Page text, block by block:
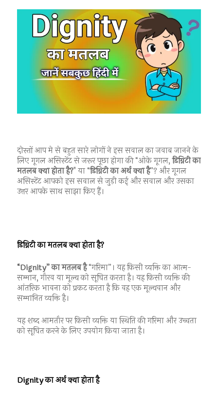
दोस्तों आप मे से बहुत सारे लोगों ने इस सवाल का जवाब जानने के
लिए गूगल असिस्टेंट से जरूर पूछा होगा की “ओके गूगल,डिग्निटी का
मतलब क्या होता है?" या “डिग्निटी का अर्थ क्या है”? और गूगल
असिस्टेंट आपको इस सवाल से जुड़ी कई और सवाल और उसका
उत्तर आपके साथ साझा किए हैं।
डिग्निटी का मतलब क्या होता है?
“Dignity” का मतलब है“गरिमा”। यह किसी व्यक्ति का आत्म-
सम्मान, गौरव या मूल्य को सूचित करता है। यह किसी व्यक्ति की
आंतरिक भावना को प्रकट करता है कि वह एक मूल्यवान और
सम्मानित व्यक्ति है।
यह शब्द आमतौर पर किसी व्यक्ति या स्थिति की गरिमा और उच्चता
को सूचित करने के लिए उपयोग किया जाता है।
Dignity का अर्थ क्या होता है